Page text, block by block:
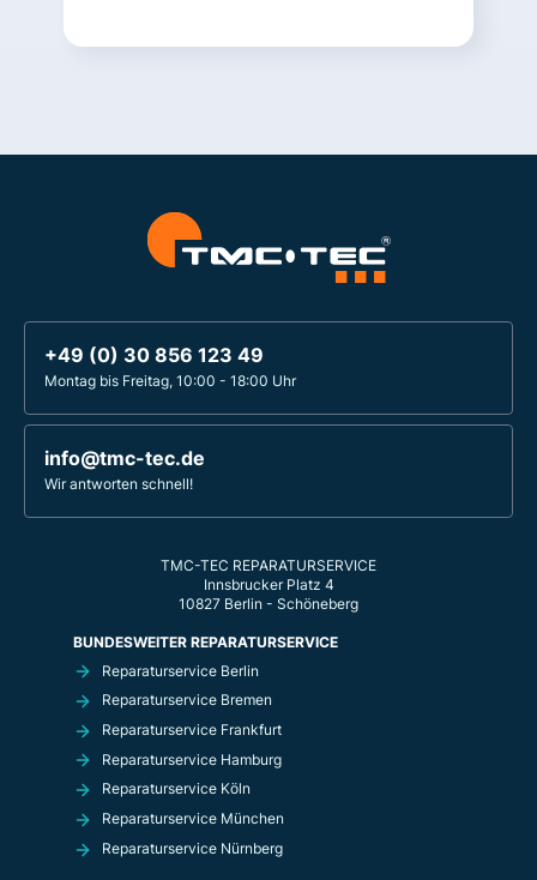
+49 (0) 30 856 123 49
Montag bis Freitag, 10:00 - 18:00 Uhr
info@tmc-tec.de
Wir antworten schnell!
TMC-TEC REPARATURSERVICE
Innsbrucker Platz 4
10827 Berlin - Schöneberg
BUNDESWEITER REPARATURSERVICE
Reparaturservice Berlin
Reparaturservice Bremen
Reparaturservice Frankfurt
Reparaturservice Hamburg
Reparaturservice Köln
Reparaturservice München
Reparaturservice Nürnberg